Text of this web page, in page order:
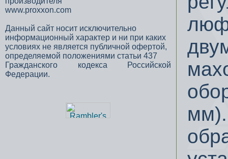
www.proxxon.com
Данный сайт носит исключительно
информационный характер и ни при каких
условиях не является публичной офертой,
определяемой положениями статьи 437
Гражданского кодекса Российской
Федерации.